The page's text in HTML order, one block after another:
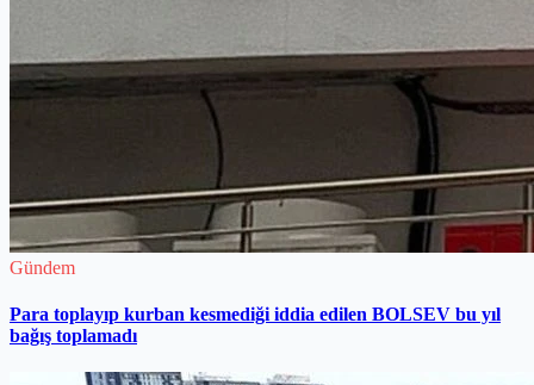
Gündem
Para toplayıp kurban kesmediği iddia edilen BOLSEV bu yıl
bağış toplamadı